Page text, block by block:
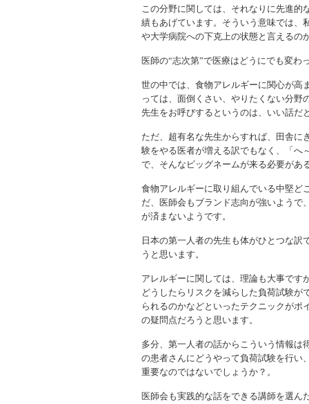
この分野に関しては、それなりに先進的
績もあげています。そういう意味では、
や大学病院への下克上の状態と言えるの
医師の“志次第”で医療はどうにでも変わ
世の中では、食物アレルギーに関心が高
っては、面倒くさい、やりたくない分野
先生をお呼びするというのは、いい話だ
ただ、超有名な先生からすれば、田舎に
験をやる医者が増える訳でもなく、「へ
で、そんなビッグネームが来る必要があ
食物アレルギーに取り組んでいる中堅ど
だ、医師会もブランド志向が強いようで
が済まないようです。
日本の第一人者の先生も体がひとつな
うと思います。
アレルギーに関しては、理論も大事です
どうしたらリスクを減らした負荷試験が
られるのかなどといったテクニックがポ
の疑問点だろうと思います。
多分、第一人者の話からこういう情報は
の患者さんにどうやって負荷試験を行い
重要なのではないでしょうか？。
医師会も実践的な話をできる講師を選ん